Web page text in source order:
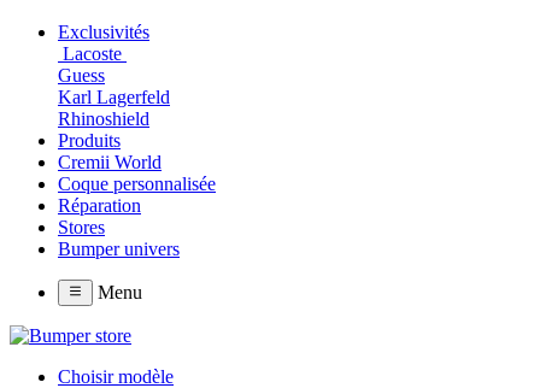
Exclusivités
Lacoste
Guess
Karl Lagerfeld
Rhinoshield
Produits
Cremii World
Coque personnalisée
Réparation
Stores
Bumper univers
Menu
Choisir modèle